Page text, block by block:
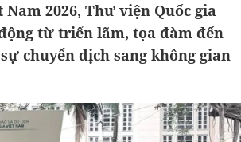
Nam 2026, Thư viện Quốc gia
từ triển lãm, tọa đàm đến
chuyển dịch sang không gian